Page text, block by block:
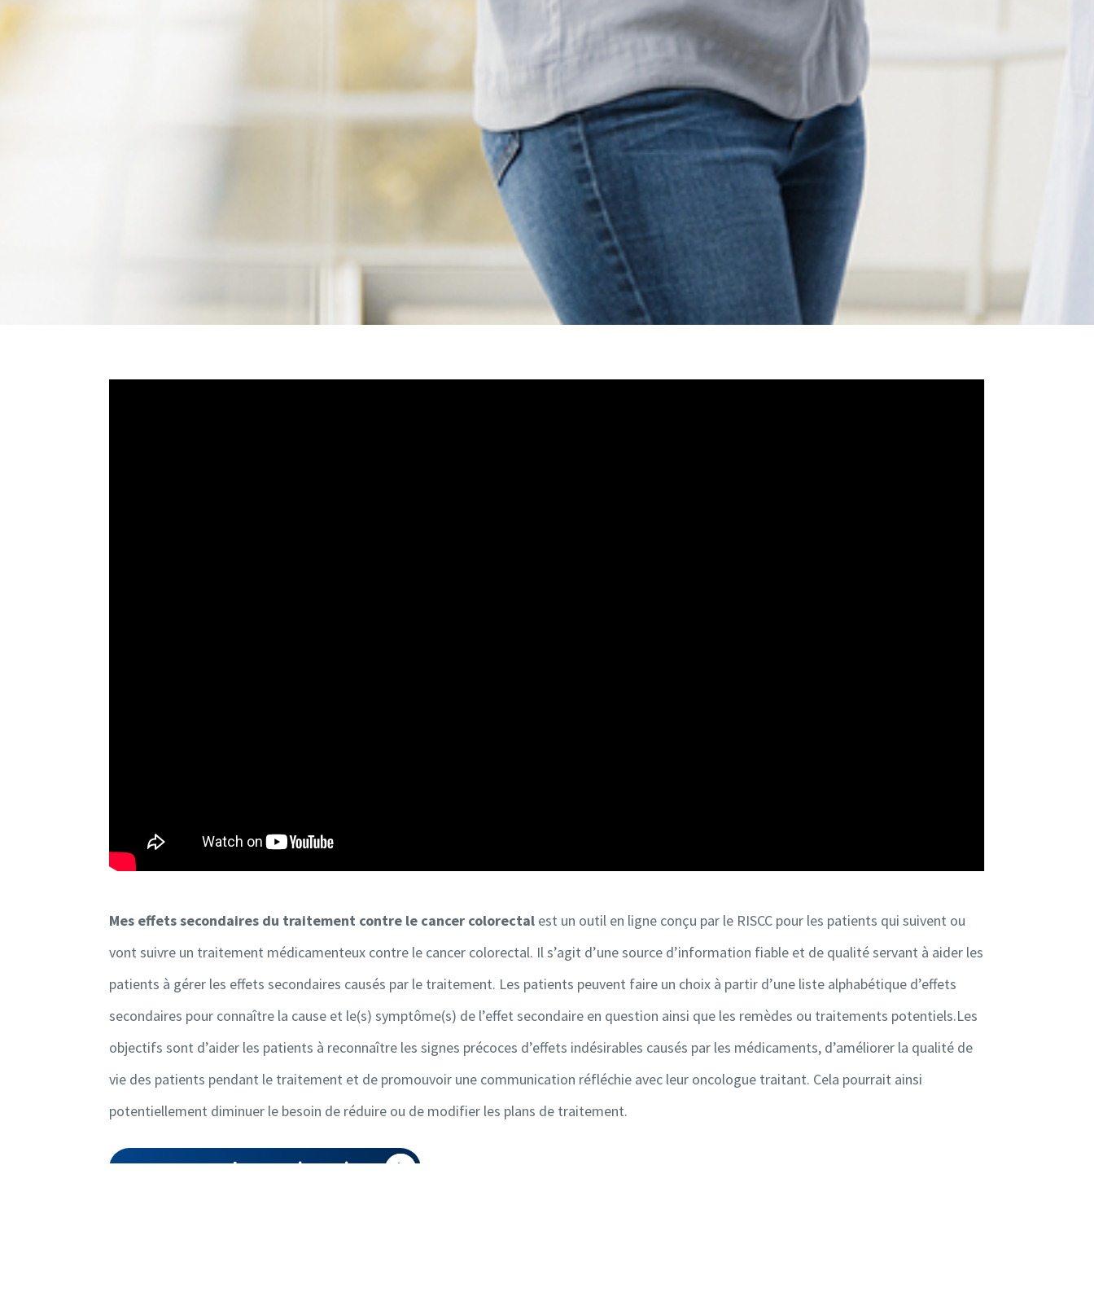
Mes effets secondaires du traitement contre le cancer colorectal est un outil en ligne conçu par le RISCC pour les patients qui suivent ou
vont suivre un traitement médicamenteux contre le cancer colorectal. Il s’agit d’une source d’information fiable et de qualité servant à aider les
patients à gérer les effets secondaires causés par le traitement. Les patients peuvent faire un choix à partir d’une liste alphabétique d’effets
secondaires pour connaître la cause et le(s) symptôme(s) de l’effet secondaire en question ainsi que les remèdes ou traitements potentiels.Les
objectifs sont d’aider les patients à reconnaître les signes précoces d’effets indésirables causés par les médicaments, d’améliorer la qualité de
vie des patients pendant le traitement et de promouvoir une communication réfléchie avec leur oncologue traitant. Cela pourrait ainsi
potentiellement diminuer le besoin de réduire ou de modifier les plans de traitement.
Commencer le questionnaire